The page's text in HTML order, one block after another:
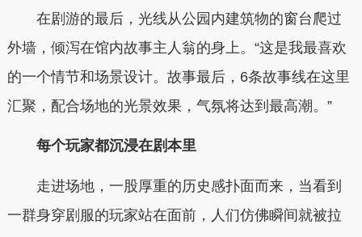
在剧游的最后，光线从公园内建筑物的窗台爬过
外墙，倾泻在馆内故事主人翁的身上。“这是我最喜欢
的一个情节和场景设计。故事最后，6条故事线在这里
汇聚，配合场地的光景效果，气氛将达到最高潮。”
每个玩家都沉浸在剧本里
走进场地，一股厚重的历史感扑面而来，当看到
一群身穿剧服的玩家站在面前，人们仿佛瞬间就被拉